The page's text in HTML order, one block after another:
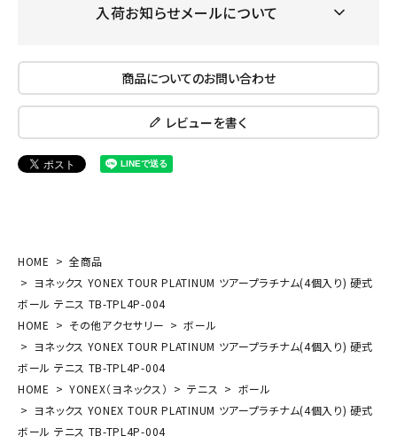
入荷お知らせメールについて
商品についてのお問い合わせ
レビューを書く
HOME
全商品
ヨネックス YONEX TOUR PLATINUM ツアープラチナム(4個入り) 硬式
ボール テニス TB-TPL4P-004
HOME
その他アクセサリー
ボール
ヨネックス YONEX TOUR PLATINUM ツアープラチナム(4個入り) 硬式
ボール テニス TB-TPL4P-004
HOME
YONEX（ヨネックス） テニス
ボール
ヨネックス YONEX TOUR PLATINUM ツアープラチナム(4個入り) 硬式
ボール テニス TB-TPL4P-004